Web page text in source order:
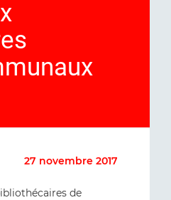
27 novembre 2017
de